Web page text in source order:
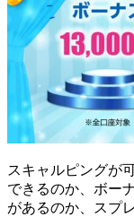
スキャルピングが
できるのか、ボー
があるのか、スプ